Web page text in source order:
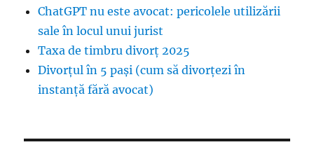
ChatGPT nu este avocat: pericolele utilizării
sale în locul unui jurist
Taxa de timbru divorț 2025
Divorțul în 5 pași (cum să divorțezi în
instanță fără avocat)